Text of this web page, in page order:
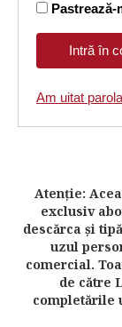
Pastrează-
Am uitat parola
Atenţie:
exclusiv
descărca şi
uzul
comercial.
de către
completările